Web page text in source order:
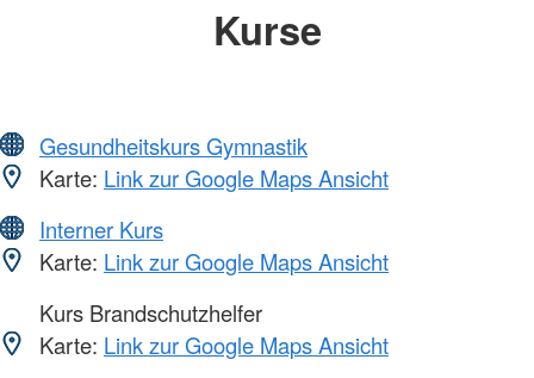
Kurse
Gesundheitskurs Gymnastik
Karte: Link zur Google Maps Ansicht
Interner Kurs
Karte: Link zur Google Maps Ansicht
Kurs Brandschutzhelfer
Karte: Link zur Google Maps Ansicht